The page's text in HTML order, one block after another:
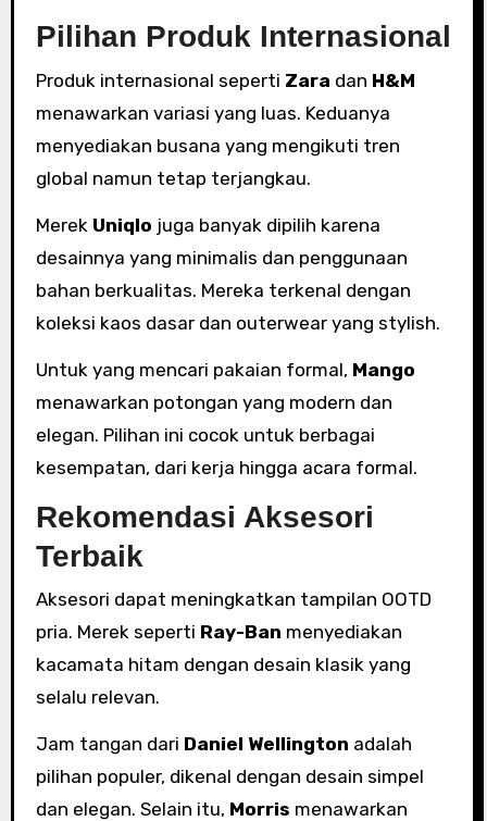
Pilihan Produk Internasional
Produk internasional seperti Zara dan H&M
menawarkan variasi yang luas. Keduanya
menyediakan busana yang mengikuti tren
global namun tetap terjangkau.
Merek Uniqlo juga banyak dipilih karena
desainnya yang minimalis dan penggunaan
bahan berkualitas. Mereka terkenal dengan
koleksi kaos dasar dan outerwear yang stylish.
Untuk yang mencari pakaian formal, Mango
menawarkan potongan yang modern dan
elegan. Pilihan ini cocok untuk berbagai
kesempatan, dari kerja hingga acara formal.
Rekomendasi Aksesori
Terbaik
Aksesori dapat meningkatkan tampilan OOTD
pria. Merek seperti Ray-Ban menyediakan
kacamata hitam dengan desain klasik yang
selalu relevan.
Jam tangan dari Daniel Wellington adalah
pilihan populer, dikenal dengan desain simpel
dan elegan. Selain itu, Morris menawarkan